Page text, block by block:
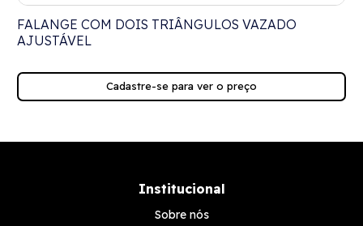
FALANGE COM DOIS TRIÂNGULOS VAZADO
AJUSTÁVEL
Cadastre-se para ver o preço
Institucional
Sobre nós